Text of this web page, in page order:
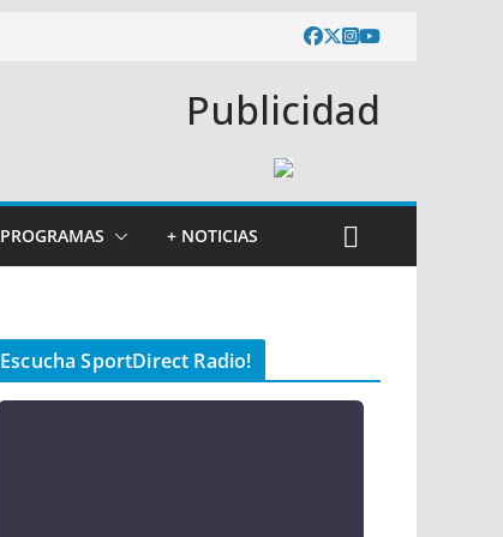
Publicidad
+ NOTICIAS
SportDirect Radio!